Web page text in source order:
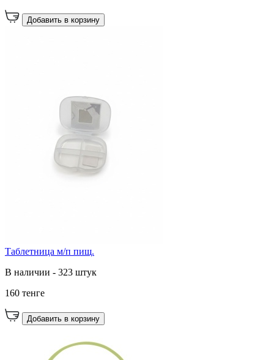
Добавить в корзину
Таблетница м/п пищ.
В наличии - 323 штук
160 тенге
Добавить в корзину